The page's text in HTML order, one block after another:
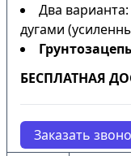
Два
дугами
БЕСПЛАТНАЯ
Заказать